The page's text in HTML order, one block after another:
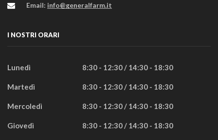
Email: info@generalfarm.it
I NOSTRI ORARI
Lunedì 8:30 - 12:30 / 14:30 - 18:30
Martedì 8:30 - 12:30 / 14:30 - 18:30
Mercoledì 8:30 - 12:30 / 14:30 - 18:30
Giovedì 8:30 - 12:30 / 14:30 - 18:30